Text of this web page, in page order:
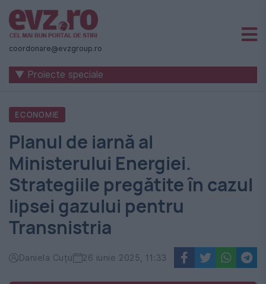
Știri
naționale
internaționale
România
-
Evenimentul
Zilei
coordonare@evzgroup.ro
▼ Proiecte speciale
ECONOMIE
Planul de iarnă al
Ministerului Energiei.
Strategiile pregătite în cazul
lipsei gazului pentru
Transnistria
Daniela Cuțu 26 iunie 2025, 11:33